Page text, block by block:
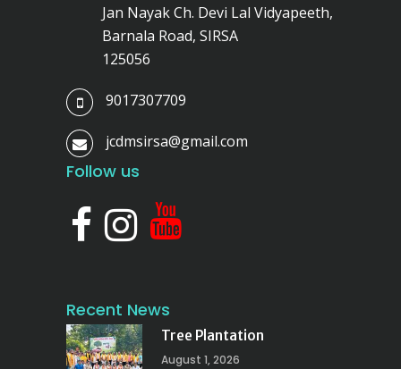
Jan Nayak Ch. Devi Lal Vidyapeeth,
Barnala Road, SIRSA
125056
9017307709
jcdmsirsa@gmail.com
Follow us
Recent News
Tree Plantation
August 1, 2026